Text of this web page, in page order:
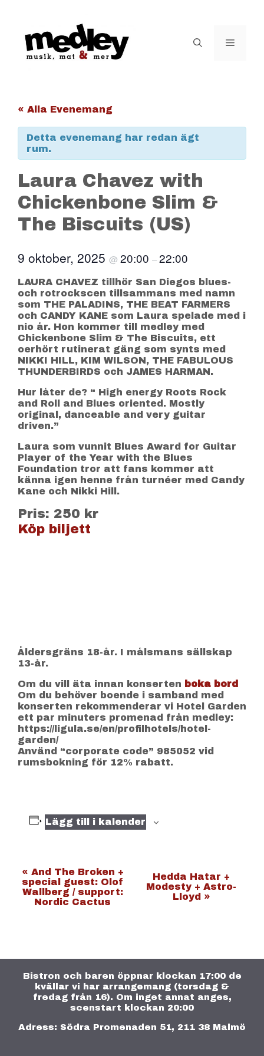
Meny
« Alla Evenemang
Detta evenemang har redan ägt
rum.
Laura Chavez with
Chickenbone Slim &
The Biscuits (US)
9 oktober, 2025 @ 20:00 –22:00
LAURA CHAVEZ tillhör San Diegos blues-
och rotrockscen tillsammans med namn
som THE PALADINS, THE BEAT FARMERS
och CANDY KANE som Laura spelade med i
nio år. Hon kommer till medley med
Chickenbone Slim & The Biscuits, ett
oerhört rutinerat gäng som synts med
NIKKI HILL, KIM WILSON, THE FABULOUS
THUNDERBIRDS och JAMES HARMAN.
Hur låter de? “ High energy Roots Rock
and Roll and Blues oriented. Mostly
original, danceable and very guitar
driven.”
Laura som vunnit Blues Award for Guitar
Player of the Year with the Blues
Foundation tror att fans kommer att
känna igen henne från turnéer med Candy
Kane och Nikki Hill.
Pris: 250 kr
Köp biljett
Åldersgräns 18-år. I målsmans sällskap
13-år.
Om du vill äta innan konserten boka bord
Om du behöver boende i samband med
konserten rekommenderar vi Hotel Garden
ett par minuters promenad från medley:
https://ligula.se/en/profilhotels/hotel-
garden/
Använd “corporate code” 985052 vid
rumsbokning för 12% rabatt.
Lägg till i kalender
E
v
m
a
-
« And The Broken +
special guest: Olof
Wallberg / support:
Nordic Cactus
Hedda Hatar +
Modesty + Astro-
Lloyd »
Bistron och baren öppnar klockan 17:00 de
kvällar vi har arrangemang (torsdag &
fredag från 16). Om inget annat anges,
scenstart klockan 20:00
Adress: Södra Promenaden 51, 211 38 Malmö